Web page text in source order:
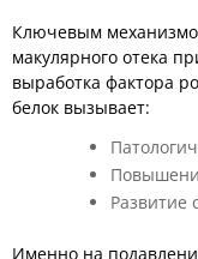
Ключевым
макулярного отека
выработка фактора
белок вызывает:
Развитие
Именно на